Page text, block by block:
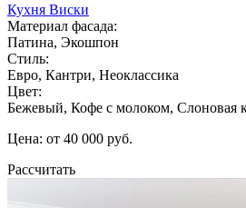
Кухня Виски
Материал фасада:
Патина, Экошпон
Стиль:
Евро, Кантри, Неоклассика
Цвет:
Бежевый, Кофе с молоком, Слоновая
Цена: от 40 000 руб.
Рассчитать